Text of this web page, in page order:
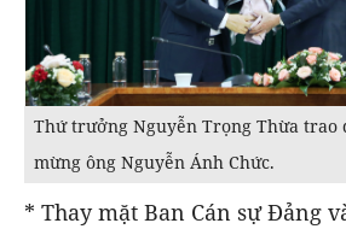
Thứ trưởng Nguyễn Trọng Thừa trao
mừng ông Nguyễn Ánh Chức.
* Thay mặt Ban Cán sự Đảng